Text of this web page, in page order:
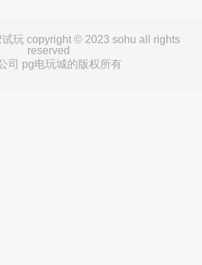
玩 copyright © 2023 sohu all rights
reserved
司 pg电玩城的版权所有